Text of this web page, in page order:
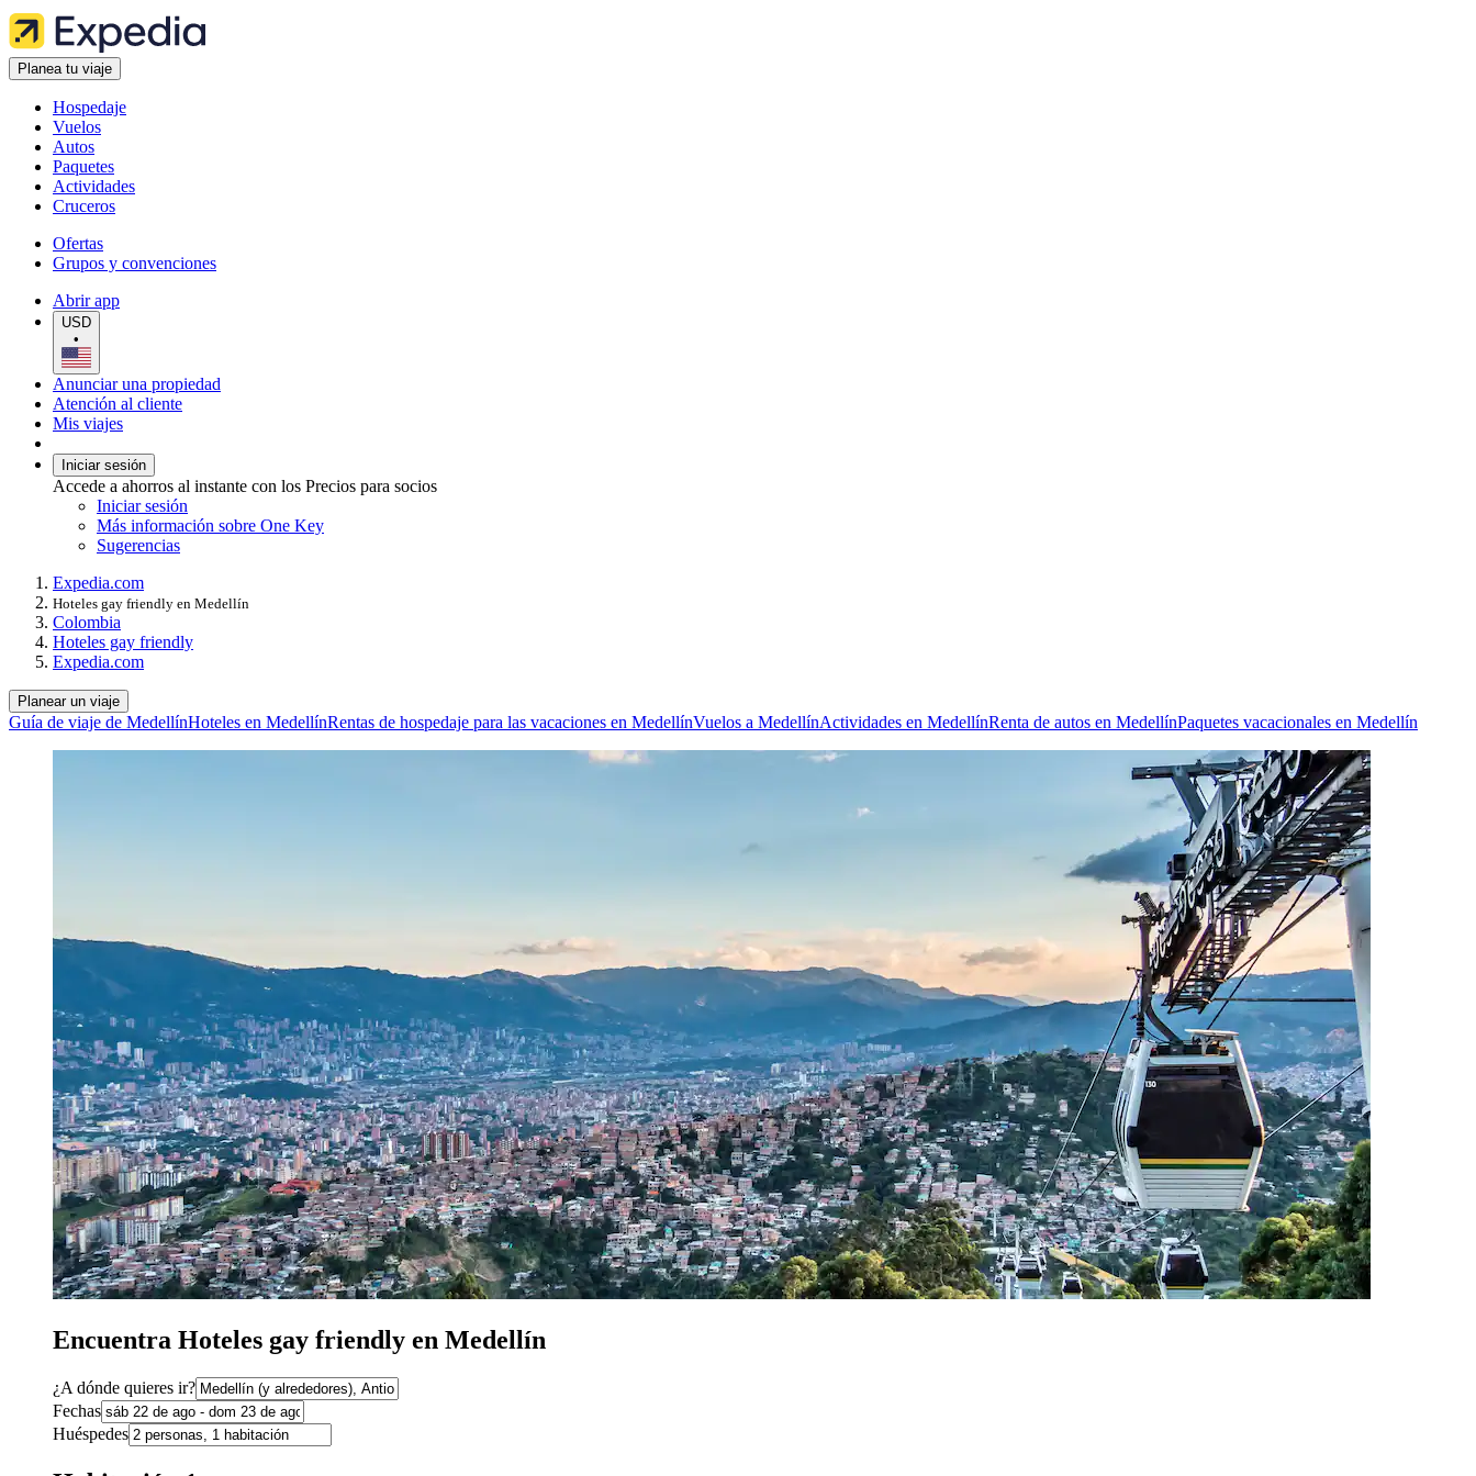
Planea tu viaje
Hospedaje
Vuelos
Autos
Paquetes
Actividades
Cruceros
Ofertas
Grupos y convenciones
Abrir app
USD
•
Anunciar una propiedad
Atención al cliente
Mis viajes
Iniciar sesión
Accede a ahorros al instante con los Precios para socios
Iniciar sesión
Más información sobre One Key
Sugerencias
Expedia.com
Hoteles gay friendly en Medellín
Colombia
Hoteles gay friendly
Expedia.com
Planear un viaje
Guía de viaje de MedellínHoteles en MedellínRentas de hospedaje para las vacaciones en MedellínVuelos a MedellínActividades en MedellínRenta de autos en MedellínPaquetes vacacionales en Medellín
Encuentra Hoteles gay friendly en Medellín
¿A dónde quieres ir?
Fechas
Huéspedes